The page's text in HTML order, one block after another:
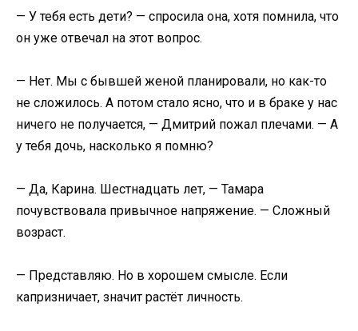
— У тебя есть дети? — спросила она, хотя помнила, что
он уже отвечал на этот вопрос.
— Нет. Мы с бывшей женой планировали, но как-то
не сложилось. А потом стало ясно, что и в браке у нас
ничего не получается, — Дмитрий пожал плечами. — А
у тебя дочь, насколько я помню?
— Да, Карина. Шестнадцать лет, — Тамара
почувствовала привычное напряжение. — Сложный
возраст.
— Представляю. Но в хорошем смысле. Если
капризничает, значит растёт личность.